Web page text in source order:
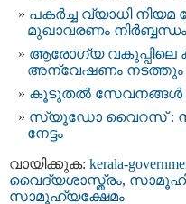
പകര്‍ച്ച വ്യാധി
മുഖാവരണം നിര്‍ബ്ബന്ധം
ആരോഗ്യ വകുപ്പിലെ
അന്വേഷണം നടത്തും :
കൂടുതൽ സേവനങ്ങൾ
സ്യൂഡോ വൈറസ് :
നേട്ടം
വായിക്കുക: kerala-
വൈദ്യശാസ്ത്രം,
സാമൂഹ്യക്ഷേമം